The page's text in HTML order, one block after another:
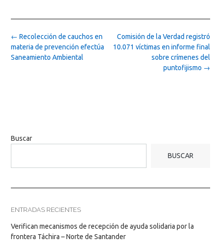
Post
navigation
Comisión de la Verdad registró
10.071 víctimas en informe final
sobre crímenes del
puntofijismo →
← Recolección de cauchos en
materia de prevención efectúa
Saneamiento Ambiental
Buscar
BUSCAR
ENTRADAS RECIENTES
Verifican mecanismos de recepción de ayuda solidaria por la
frontera Táchira – Norte de Santander